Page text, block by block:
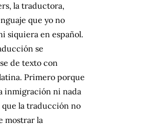
la traductora,
que yo no
siquiera en español.
se
de texto con
Primero porque
inmigración ni nada
que la traducción no
mostrar la